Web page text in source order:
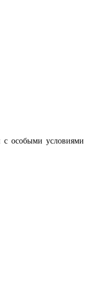
с особыми условиями